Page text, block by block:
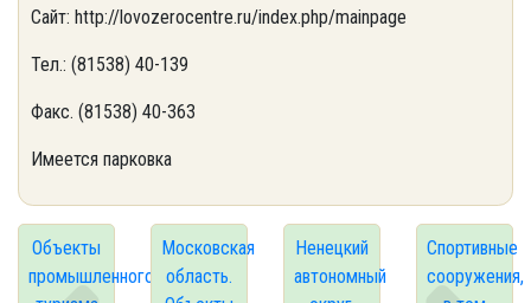
Сайт: http://lovozerocentre.ru/index.php/mainpage
Тел.: (81538) 40-139
Факс. (81538) 40-363
Имеется парковка
Объекты
промышленного
Московская
область.
Ненецкий
автономный
Спортивные
сооружения,